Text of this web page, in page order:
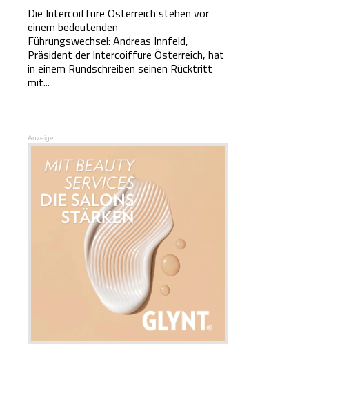
Die Intercoiffure Österreich stehen vor
einem bedeutenden
Führungswechsel: Andreas Innfeld,
Präsident der Intercoiffure Österreich, hat
in einem Rundschreiben seinen Rücktritt
mit...
Anzeige